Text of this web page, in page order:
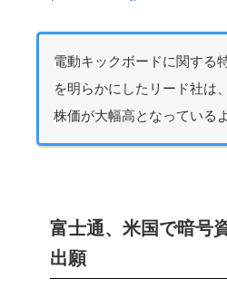
電動キックボードに関する
を明らかにしたリード社は
株価が大幅高となっている
富士通、米国で暗号
出願